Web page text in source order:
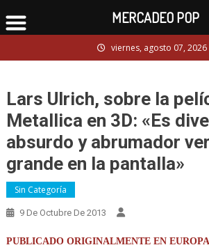
to
viernes, agosto 07, 2026
Lars Ulrich, sobre la
Metallica en 3D: «Es
absurdo y abrumador
grande en la pantalla»
Sin Categoría
9 De Octubre De 2013
PUBLICADO ORIGINALMENTE EN EUROPA
MERCADEO POP